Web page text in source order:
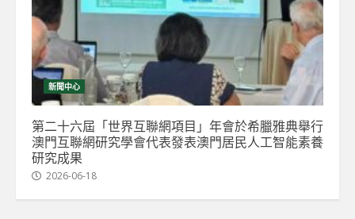
新聞中心
第二十六屆「世界互聯網項目」年會於希臘雅典舉行
澳門互聯網研究學會代表發表澳門居民人工智能素養
研究成果
2026-06-18